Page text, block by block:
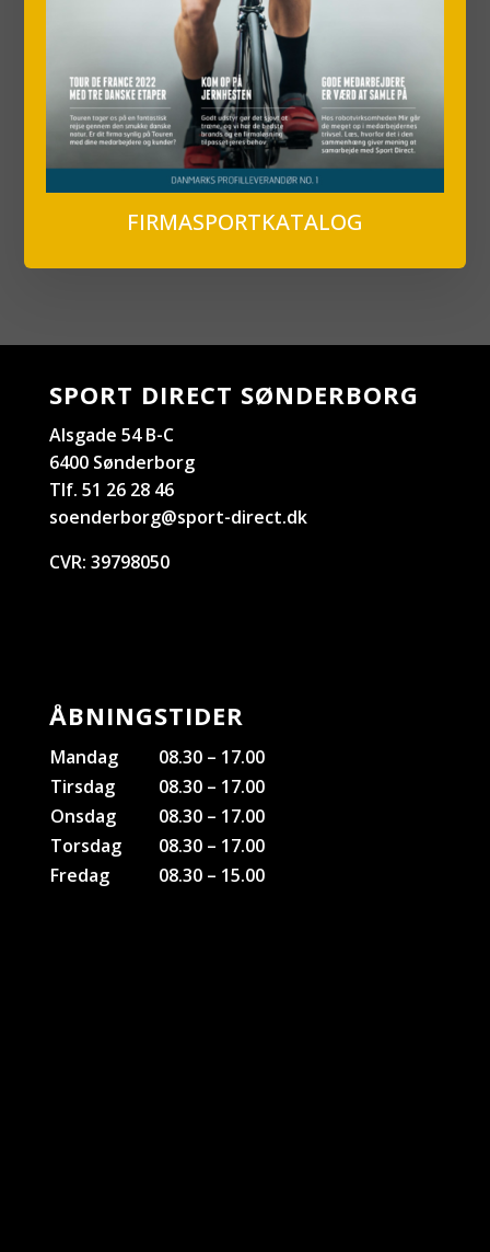
FIRMASPORTKATALOG
SPORT DIRECT SØNDERBORG
Alsgade 54 B-C
6400 Sønderborg
Tlf. 51 26 28 46
soenderborg@sport-direct.dk
CVR: 39798050
ÅBNINGSTIDER
Mandag
08.30 – 17.00
Tirsdag
08.30 – 17.00
Onsdag
08.30 – 17.00
Torsdag
08.30 – 17.00
Fredag
08.30 – 15.00